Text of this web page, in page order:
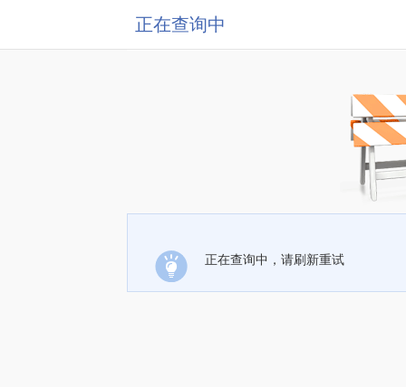
正在查询中
正在查询中，请刷新重试